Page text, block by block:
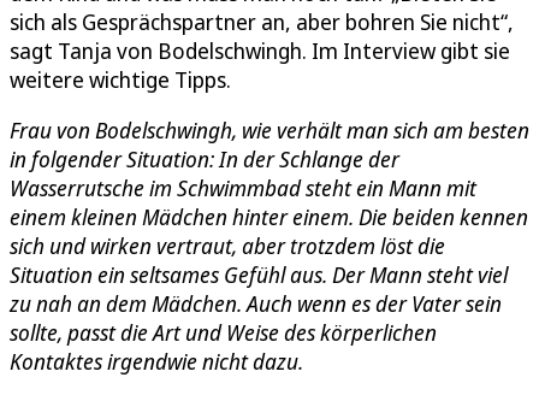
sich als Gesprächspartner an, aber bohren Sie nicht“,
sagt Tanja von Bodelschwingh. Im Interview gibt sie
weitere wichtige Tipps.
Frau von Bodelschwingh, wie verhält man sich am besten
in folgender Situation: In der Schlange der
Wasserrutsche im Schwimmbad steht ein Mann mit
einem kleinen Mädchen hinter einem. Die beiden kennen
sich und wirken vertraut, aber trotzdem löst die
Situation ein seltsames Gefühl aus. Der Mann steht viel
zu nah an dem Mädchen. Auch wenn es der Vater sein
sollte, passt die Art und Weise des körperlichen
Kontaktes irgendwie nicht dazu.